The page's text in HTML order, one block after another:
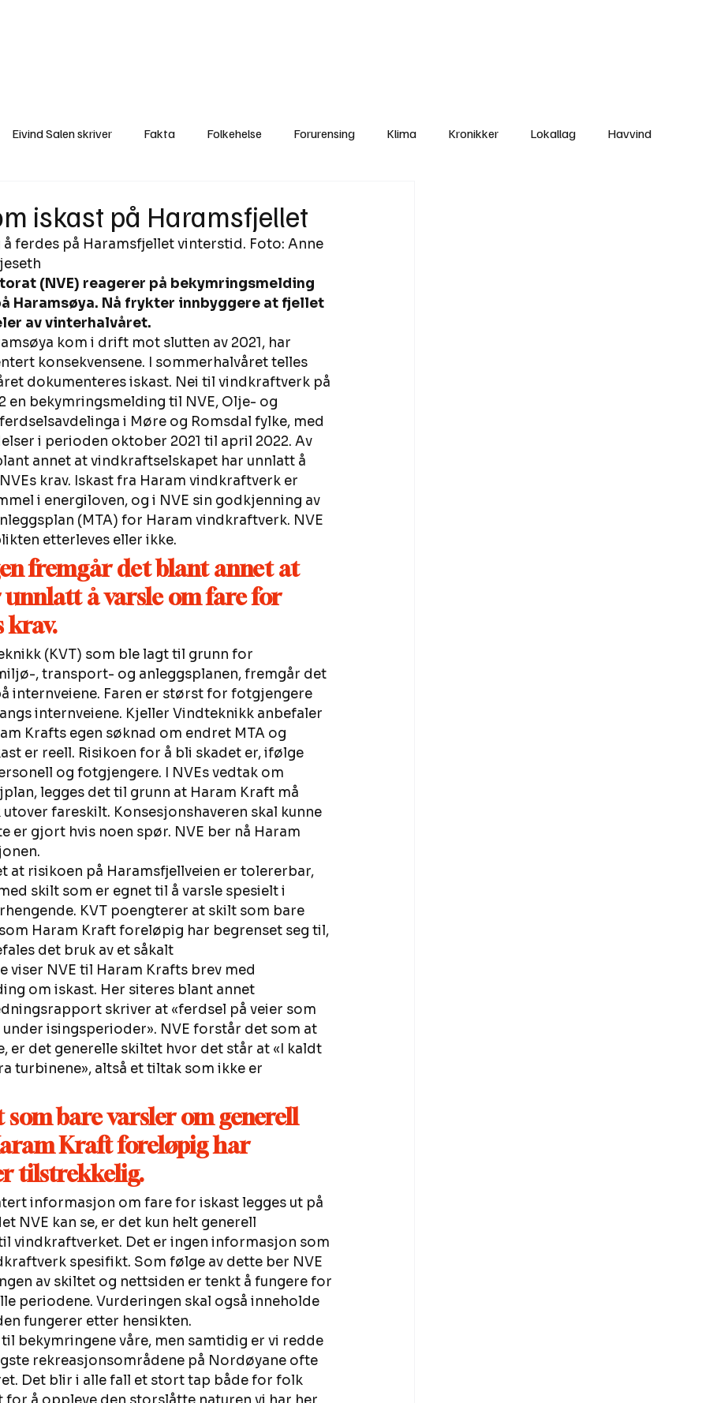
Eivind Salen skriver Fakta Folkehelse Forurensing Klima Kronikker Lokallag Havvind
Utvalgte artikler
iskast på Haramsfjellet
ferdes på Haramsfjellet vinterstid. Foto: Anne
(NVE) reagerer på bekymringsmelding
Haramsøya. Nå frykter innbyggere at fjellet
av vinterhalvåret.
kom i drift mot slutten av 2021, har
konsekvensene. I sommerhalvåret telles
dokumenteres iskast. Nei til vindkraftverk på
en bekymringsmelding til NVE, Olje- og
i Møre og Romsdal fylke, med
i perioden oktober 2021 til april 2022. Av
annet at vindkraftselskapet har unnlatt å
krav. Iskast fra Haram vindkraftverk er
i energiloven, og i NVE sin godkjenning av
(MTA) for Haram vindkraftverk. NVE
etterleves eller ikke.
fremgår det blant annet at
å varsle om fare for
krav.
(KVT) som ble lagt til grunn for
, transport- og anleggsplanen, fremgår det
internveiene. Faren er størst for fotgjengere
internveiene. Kjeller Vindteknikk anbefaler
Krafts egen søknad om endret MTA og
er reell. Risikoen for å bli skadet er, ifølge
og fotgjengere. I NVEs vedtak om
legges det til grunn at Haram Kraft må
fareskilt. Konsesjonshaveren skal kunne
er gjort hvis noen spør. NVE ber nå Haram
at risikoen på Haramsfjellveien er tolererbar,
skilt som er egnet til å varsle spesielt i
KVT poengterer at skilt som bare
Haram Kraft foreløpig har begrenset seg til,
det bruk av et såkalt
NVE til Haram Krafts brev med
om iskast. Her siteres blant annet
skriver at «ferdsel på veier som
isingsperioder». NVE forstår det som at
er det generelle skiltet hvor det står at «I kaldt
turbinene», altså et tiltak som ikke er
bare varsler om generell
Kraft foreløpig har
tilstrekkelig.
informasjon om fare for iskast legges ut på
NVE kan se, er det kun helt generell
vindkraftverket. Det er ingen informasjon som
spesifikt. Som følge av dette ber NVE
av skiltet og nettsiden er tenkt å fungere for
periodene. Vurderingen skal også inneholde
fungerer etter hensikten.
bekymringene våre, men samtidig er vi redde
rekreasjonsområdene på Nordøyane ofte
Det blir i alle fall et stort tap både for folk